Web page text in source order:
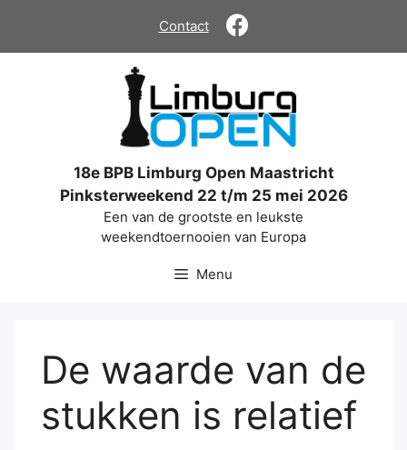
de
Contact
18e BPB Limburg Open Maastricht
Pinksterweekend 22 t/m 25 mei 2026
Een van de grootste en leukste
weekendtoernooien van Europa
Menu
De waarde van de
stukken is relatief